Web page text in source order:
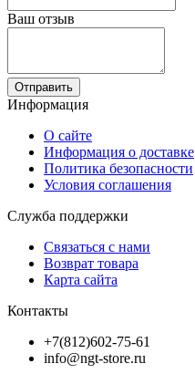
Ваш отзыв
Отправить
Информация
О сайте
Информация о доставке
Политика безопасности
Условия соглашения
Служба поддержки
Связаться с нами
Возврат товара
Карта сайта
Контакты
+7(812)602-75-61
info@ngt-store.ru